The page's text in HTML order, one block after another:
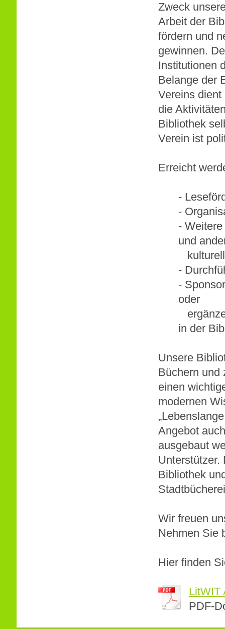
Zweck
Arbeit der
fördern und
gewinnen.
Institutionen
Belange der
Vereins
die
Bibliothek
Verein ist
Erreicht
-
-
-
und
-
-
oder
in der
Unsere
Büchern und
einen
modernen
Angebot
ausgebaut
Unterstützer.
Bibliothek
Wir freuen
Nehmen Sie
Hier finden
LitWIT
PDF-